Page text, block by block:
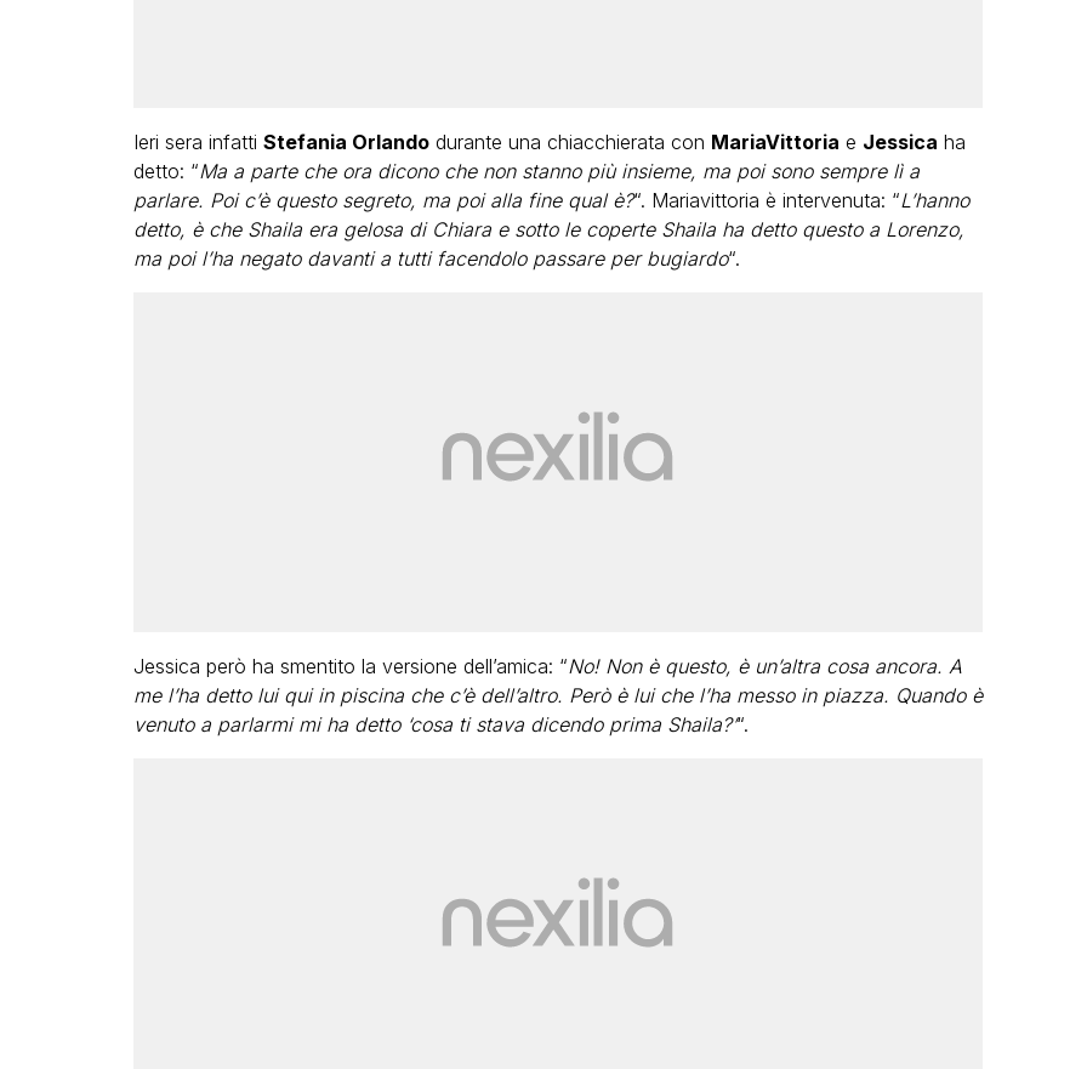
Ieri sera infatti Stefania Orlandodurante una chiacchierata con MariaVittoria e Jessica ha
detto: “Ma a parte che ora dicono che non stanno più insieme, ma poi sono sempre lì a
parlare. Poi c’è questo segreto, ma poi alla fine qual è?“. Mariavittoria è intervenuta: “L’hanno
detto, è che Shaila era gelosa di Chiara e sotto le coperte Shaila ha detto questo a Lorenzo,
ma poi l’ha negato davanti a tutti facendolo passare per bugiardo“.
Jessica però ha smentito la versione dell’amica: “No! Non è questo, è un’altra cosa ancora. A
me l’ha detto lui qui in piscina che c’è dell’altro. Però è lui che l’ha messo in piazza. Quando è
venuto a parlarmi mi ha detto ‘cosa ti stava dicendo prima Shaila?’“.